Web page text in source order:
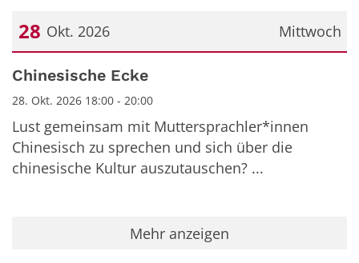
Mittwoch
28 Okt. 2026
Datum: 28. Oktober 2026
Chinesische Ecke
28. Okt. 2026 18:00 - 20:00
Lust gemeinsam mit Muttersprachler*innen
Chinesisch zu sprechen und sich über die
chinesische Kultur auszutauschen? ...
Mehr anzeigen